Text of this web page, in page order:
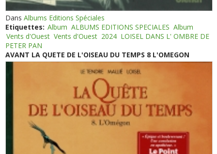
DansAlbums Editions Spéciales
Etiquettes: Album ALBUMS EDITIONS SPECIALES Album
Vents d'Ouest Vents d'Ouest 2024 LOISEL DANS L' OMBRE DE
PETER PAN
AVANT LA QUETE DE L'OISEAU DU TEMPS 8 L'OMEGON